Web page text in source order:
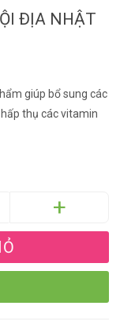
ĐỊA NHẬT
giúp bổ sung các
thụ các vitamin